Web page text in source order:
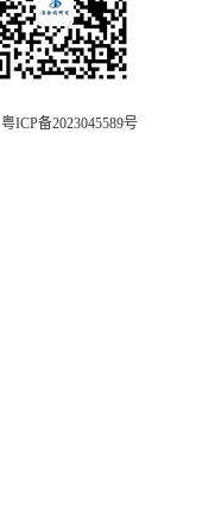
粤ICP备2023045589号